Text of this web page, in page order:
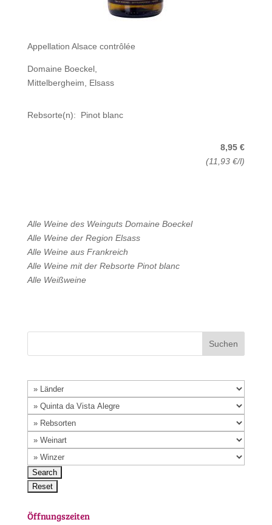
Appellation Alsace contrôlée
Domaine Boeckel,
Mittelbergheim, Elsass
Rebsorte(n): Pinot blanc
8,95 €
(11,93 €/l)
Alle Weine des Weinguts Domaine Boeckel
Alle Weine der Region Elsass
Alle Weine aus Frankreich
Alle Weine mit der Rebsorte Pinot blanc
Alle Weißweine
Öffnungszeiten